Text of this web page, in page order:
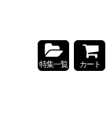
特集一覧 カート